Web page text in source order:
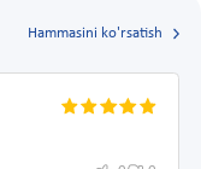
Hammasini ko'rsatish